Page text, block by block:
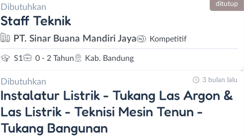
Dibutuhkan
Staff Teknik
PT. Sinar Buana Mandiri Jaya Kompetitif
S1 0 - 2 Tahun Kab. Bandung
ditutup
Dibutuhkan
Instalatur Listrik - Tukang Las Argon &
Las Listrik - Teknisi Mesin Tenun -
Tukang Bangunan
3 bulan lalu